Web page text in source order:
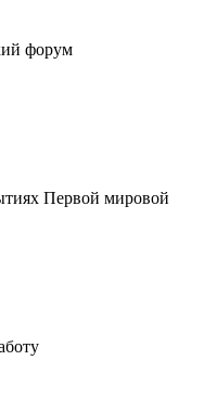
форум
Первой мировой